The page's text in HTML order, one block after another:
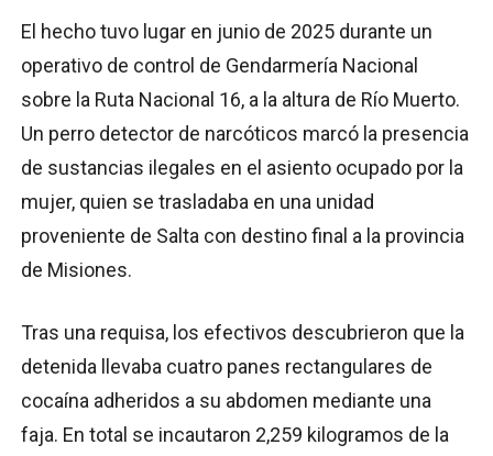
El hecho tuvo lugar en junio de 2025 durante un
operativo de control de Gendarmería Nacional
sobre la Ruta Nacional 16, a la altura de Río Muerto.
Un perro detector de narcóticos marcó la presencia
de sustancias ilegales en el asiento ocupado por la
mujer, quien se trasladaba en una unidad
proveniente de Salta con destino final a la provincia
de Misiones.
Tras una requisa, los efectivos descubrieron que la
detenida llevaba cuatro panes rectangulares de
cocaína adheridos a su abdomen mediante una
faja. En total se incautaron 2,259 kilogramos de la